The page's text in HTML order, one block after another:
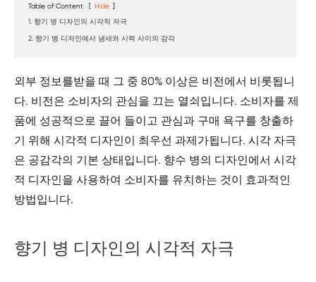
Table of Content [ Hide ]
1. 향기 병 디자인의 시각적 자극
2. 향기 병 디자인에서 냄새와 시력 사이의 감각
외부 정보를받을 때 그 중 80% 이상은 비전에서 비롯됩니
다. 비전은 소비자의 관심을 끄는 열쇠입니다. 소비자를 제
품에 성공적으로 끌어 들이고 관심과 구매 욕구를 창출하
기 위해 시각적 디자인이 최우선 과제가됩니다. 시각 자극
은 공감각의 기본 상태입니다. 향수 병의 디자인에서 시각
적 디자인을 사용하여 소비자를 유치하는 것이 효과적인
방법입니다.
향기 병 디자인의 시각적 자극